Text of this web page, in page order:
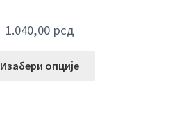
1.040,00 рсд
Изабери опције